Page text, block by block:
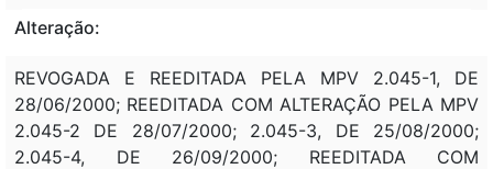
Alteração:
REVOGADA E REEDITADA PELA MPV 2.045-1, DE
28/06/2000; REEDITADA COM ALTERAÇÃO PELA MPV
2.045-2 DE 28/07/2000; 2.045-3, DE 25/08/2000;
2.045-4, DE 26/09/2000; REEDITADA COM